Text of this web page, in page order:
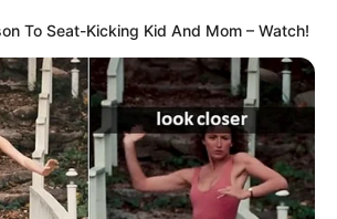
To Seat-Kicking Kid And Mom – Watch!